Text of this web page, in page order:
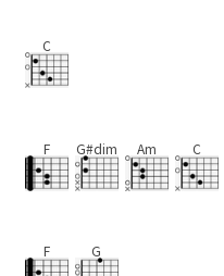
C
F G#dim Am C
F G